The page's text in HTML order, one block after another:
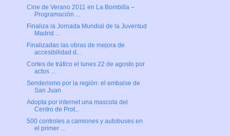
Cine de Verano 2011 en La Bombilla –
Programación ...
Finaliza la Jornada Mundial de la Juventud
Madrid ...
Finalizadas las obras de mejora de
accesibilidad d...
Cortes de tráfico el lunes 22 de agosto por
actos ...
Senderismo por la región: el embalse de
San Juan
Adopta por internet una mascota del
Centro de Prot...
500 controles a camiones y autobuses en
el primer ...